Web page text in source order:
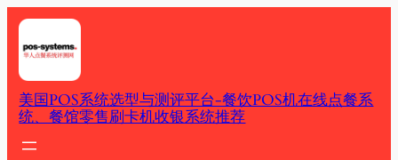
Skip
content
美国POS系统选型与测评平台-餐饮POS机在线点餐系
统、餐馆零售刷卡机收银系统推荐